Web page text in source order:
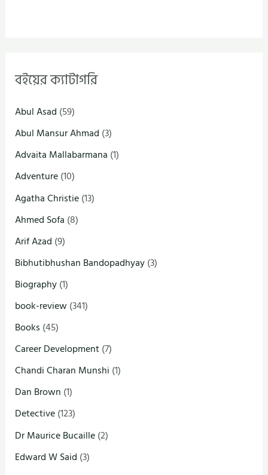
বইয়ের ক্যাটাগরি
Abul Asad (59)
Abul Mansur Ahmad (3)
Advaita Mallabarmana (1)
Adventure(10)
Agatha Christie(13)
Ahmed Sofa (8)
Arif Azad (9)
Bibhutibhushan Bandopadhyay(3)
Biography(1)
book-review(341)
Books (45)
Career Development(7)
Chandi Charan Munshi (1)
Dan Brown (1)
Detective(123)
Dr Maurice Bucaille(2)
Edward W Said (3)